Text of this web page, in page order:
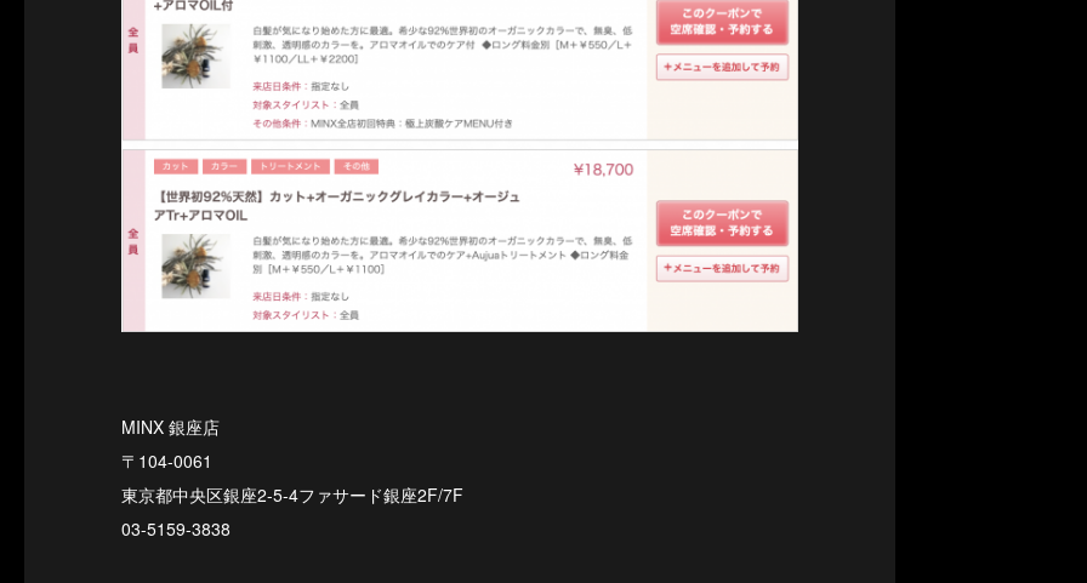
MINX 銀座店
〒104-0061
東京都中央区銀座2-5-4ファサード銀座2F/7F
03-5159-3838